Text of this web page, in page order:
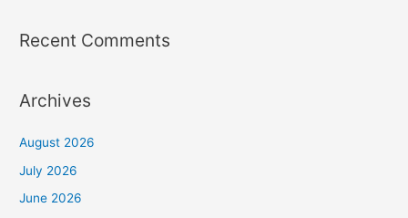
Recent Comments
Archives
August 2026
July 2026
June 2026